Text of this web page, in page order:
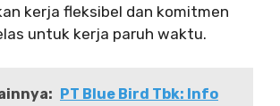
kerja fleksibel dan komitmen
untuk kerja paruh waktu.
PT Blue Bird Tbk: Info